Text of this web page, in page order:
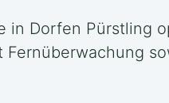
in Dorfen Pürstling